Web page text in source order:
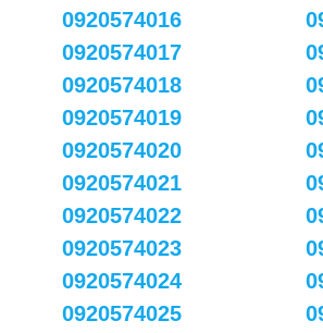
0920574016
0920574017
0920574018
0920574019
0920574020
0920574021
0920574022
0920574023
0920574024
0920574025